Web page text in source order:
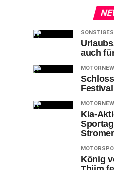
SONSTIGES
auch
Kia-
König